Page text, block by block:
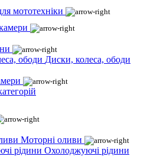
мототехніки
Диски, колеса, ободи
Моторні оливи
Охолоджуючі рідини